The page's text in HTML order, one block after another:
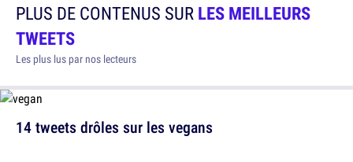
PLUS DE CONTENUS SURLES MEILLEURS
TWEETS
Les plus lus par nos lecteurs
14 tweets drôles sur les vegans